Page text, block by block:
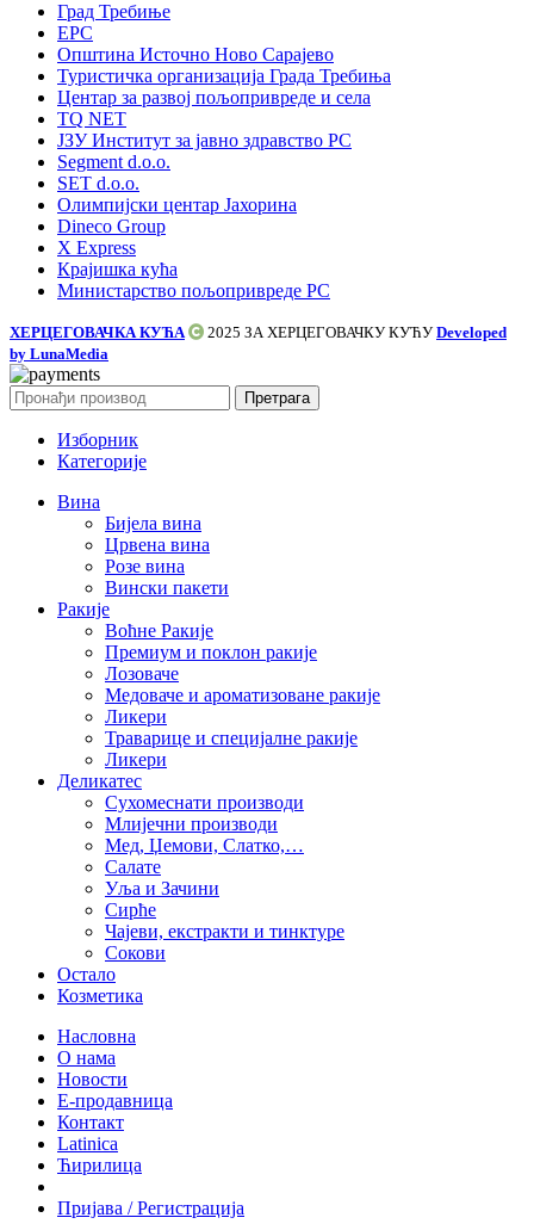
Град Требиње
ЕРС
Општина Источно Ново Сарајево
Туристичка организација Града Требиња
Центар за развој пољопривреде и села
TQ NET
ЈЗУ Институт за јавно здравство РС
Segment d.o.o.
SET d.o.o.
Олимпијски центар Јахорина
Dineco Group
X Express
Крајишка кућа
Министарство пољопривреде РС
ХЕРЦЕГОВАЧКА КУЋА 2025 ЗАХЕРЦЕГОВАЧКУ КУЋУ Developed
by LunaMedia
Претрага
Изборник
Категорије
Вина
Бијела вина
Црвена вина
Розе вина
Вински пакети
Ракије
Воћне Ракије
Премиум и поклон ракије
Лозоваче
Медоваче и ароматизоване ракије
Ликери
Траварице и специјалне ракије
Ликери
Деликатес
Сухомеснати производи
Млијечни производи
Мед, Џемови, Слатко,…
Салате
Уља и Зачини
Сирће
Чајеви, екстракти и тинктуре
Сокови
Остало
Козметика
Насловна
О нама
Новости
Е-продавница
Контакт
Latinica
Ћирилица
Пријава / Регистрација